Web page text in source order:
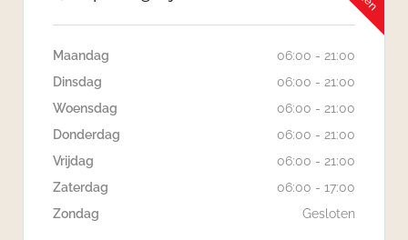
Maandag
06:00 - 21:00
Dinsdag
06:00 - 21:00
Woensdag
06:00 - 21:00
Donderdag
06:00 - 21:00
Vrijdag
06:00 - 21:00
Zaterdag
06:00 - 17:00
Zondag
Gesloten